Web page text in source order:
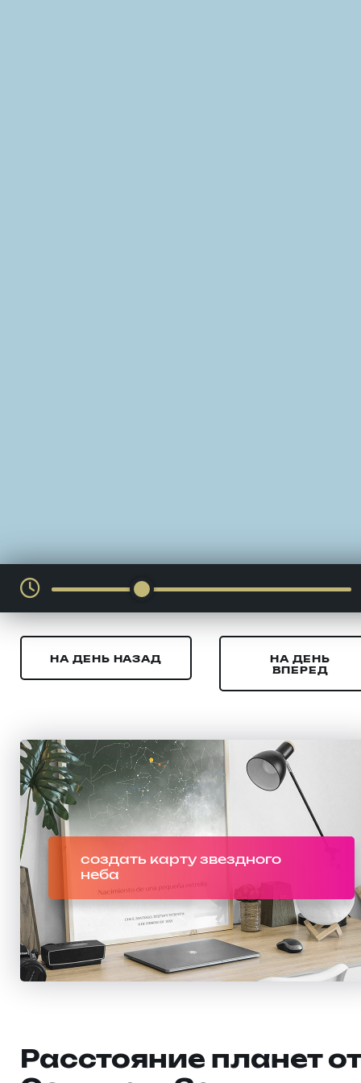
НА ДЕНЬ НАЗАД
НА ДЕНЬ
ВПЕРЕД
создать карту звездного
неба
Расстояние планет от